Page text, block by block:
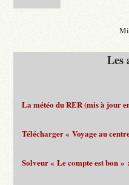
Les
La météo du RER (mis à jour
Télécharger « Voyage au
Solveur « Le compte est bon »